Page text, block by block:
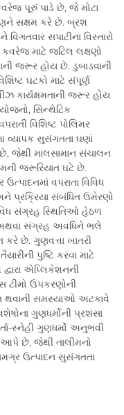
પૂરું પાડે છે, જે મોટા
સક્ષમ કરે છે. બ્રશ
સપાટીના વિસ્તારો
માટે જટિલ લક્ષણો
જરૂર હોય છે. ડુબાડવાની
ઘટકો માટે સંપૂર્ણ
કાર્યક્ષમતાની જરૂર હોય
સિન્થેટિક
વિશિષ્ટ પોલિમર
વ્યાપક સુસંગતતા ઘણાં
છે, જેથી માલસામાન સંચાલન
જરૂરિયાત ઘટે છે.
વપરાતા વિવિધ
પ્રક્રિયા સંબંધિત ઉમેરણો
સંગ્રહ સ્થિતિઓ હેઠળ
અથવા સંગ્રહ અવધિને ભલે
કરે છે. ગુણવત્તા ખાતરી
પુષ્ટિ કરવા માટે
એપ્લિકેશનની
ટીમો ઉપકરણોની
થવાની સમસ્યાઓ અટકાવે
ગુણધર્મોની પ્રશંસા
સ્નેહી ગુણધર્મો અનુભવી
છે, જેથી તાલીમનો
ઉત્પાદન સુસંગતતા